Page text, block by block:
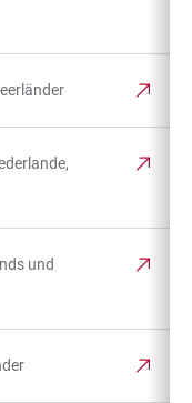
und